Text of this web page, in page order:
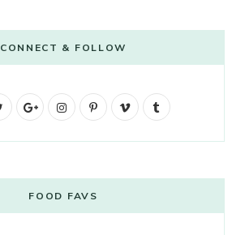
CONNECT & FOLLOW
t
G
g
l
I
t
a
P
e
V
o
l
FOOD FAVS